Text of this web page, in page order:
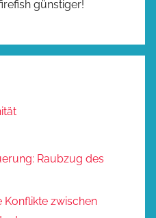
günstiger!
Raubzug des
Konflikte zwischen